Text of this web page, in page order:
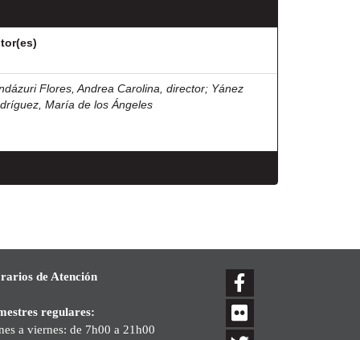
Flores, Andrea Carolina, director; Yánez
María de los Ángeles
de Atención
regulares:
a viernes: de 7h00 a 21h00